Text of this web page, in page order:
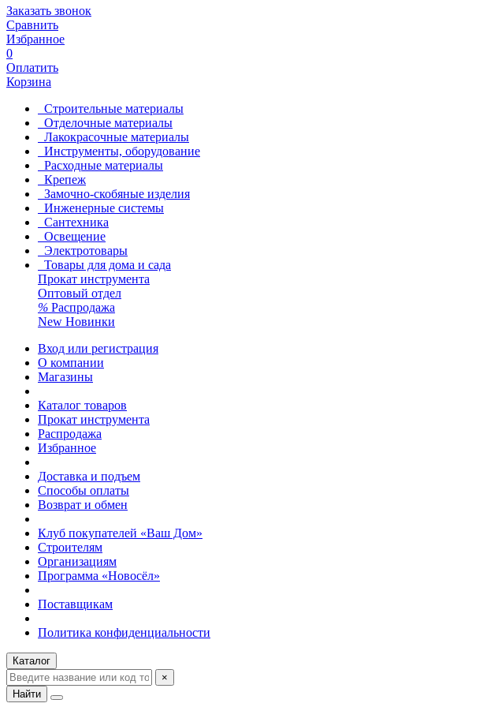
Заказать звонок
Сравнить
Избранное
0
Оплатить
Корзина
Строительные материалы
Отделочные материалы
Лакокрасочные материалы
Инструменты, оборудование
Расходные материалы
Крепеж
Замочно-скобяные изделия
Инженерные системы
Сантехника
Освещение
Электротовары
Товары для дома и сада
Прокат инструмента
Оптовый отдел
% Распродажа
New Новинки
Вход или регистрация
О компании
Магазины
Каталог товаров
Прокат инструмента
Распродажа
Избранное
Доставка и подъем
Способы оплаты
Возврат и обмен
Клуб покупателей «Ваш Дом»
Строителям
Организациям
Программа «Новосёл»
Поставщикам
Политика конфиденциальности
Каталог
×
Найти